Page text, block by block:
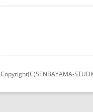
Copyright(C)SENBAYAMA-